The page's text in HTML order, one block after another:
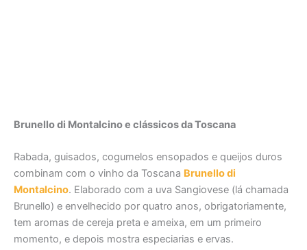
Brunello di Montalcino e clássicos da Toscana
Rabada, guisados, cogumelos ensopados e queijos duros
combinam com o vinho da Toscana Brunello di
Montalcino. Elaborado com a uva Sangiovese (lá chamada
Brunello) e envelhecido por quatro anos, obrigatoriamente,
tem aromas de cereja preta e ameixa, em um primeiro
momento, e depois mostra especiarias e ervas.